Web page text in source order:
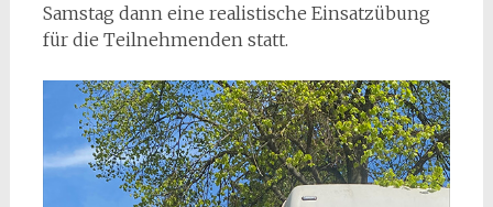
Samstag dann eine realistische Einsatzübung
für die Teilnehmenden statt.